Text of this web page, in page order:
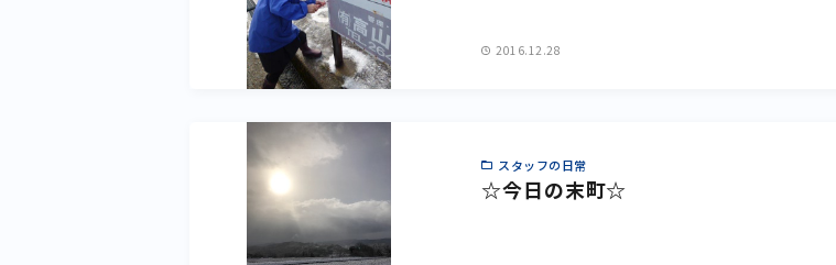
2016.12.28
スタッフの日常
☆今日の末町☆